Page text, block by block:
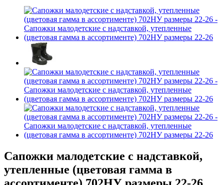
Сапожки малодетские с надставкой,
утепленные (цветовая гамма в